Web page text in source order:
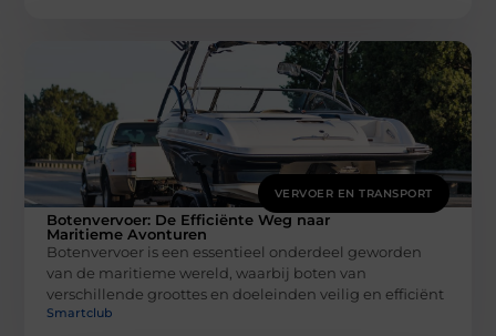
VERVOER EN TRANSPORT
Botenvervoer: De Efficiënte Weg naar
Maritieme Avonturen
Botenvervoer is een essentieel onderdeel geworden
van de maritieme wereld, waarbij boten van
verschillende groottes en doeleinden veilig en efficiënt
Smartclub